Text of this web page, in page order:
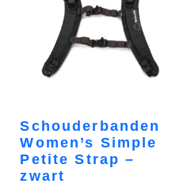
Schouderbanden
Women’s Simple
Petite Strap –
zwart